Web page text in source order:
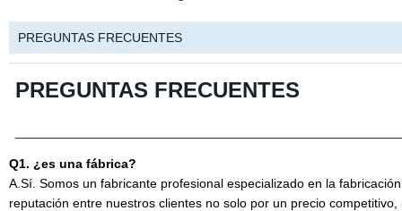
PREGUNTAS FRECUENTES
PREGUNTAS FRECUENTES
Q1. ¿es una fábrica?
A.Sí. Somos un fabricante profesional especializado en la
reputación entre nuestros clientes no solo por un precio